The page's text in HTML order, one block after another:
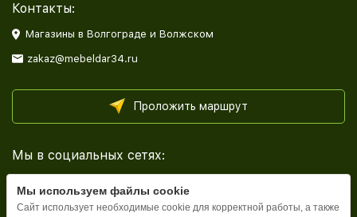
Контакты:
Магазины в Волгограде и Волжском
zakaz@mebeldar34.ru
Проложить маршрут
Мы в социальных сетях:
Мы используем файлы cookie
Сайт использует необходимые cookie для корректной работы, а также